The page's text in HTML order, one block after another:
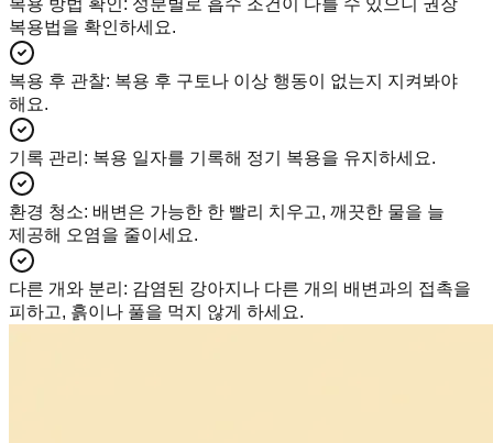
복용법을 확인하세요.
복용 후 관찰: 복용 후 구토나 이상 행동이 없는지 지켜봐야
해요.
기록 관리 : 복용 일자를 기록해 정기 복용을 유지하세요.
환경 청소: 배변은 가능한 한 빨리 치우고, 깨끗한 물을 늘
제공해 오염을 줄이세요.
다른 개와 분리 : 감염된 강아지나 다른 개의 배변과의 접촉을
피하고, 흙이나 풀을 먹지 않게 하세요.